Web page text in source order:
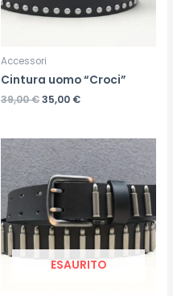
Accessori
Cintura uomo “Croci”
39,00€35,00 €
ESAURITO